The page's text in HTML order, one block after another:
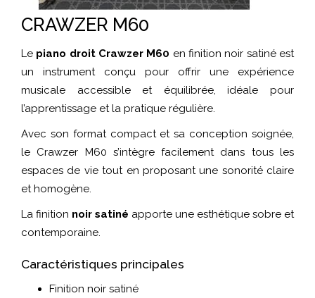
CRAWZER M60
Le piano droit Crawzer M60 en finition noir satiné est
un instrument conçu pour offrir une expérience
musicale accessible et équilibrée, idéale pour
l’apprentissage et la pratique régulière.
Avec son format compact et sa conception soignée,
le Crawzer M60 s’intègre facilement dans tous les
espaces de vie tout en proposant une sonorité claire
et homogène.
La finition noir satiné apporte une esthétique sobre et
contemporaine.
Caractéristiques principales
Finition noir satiné